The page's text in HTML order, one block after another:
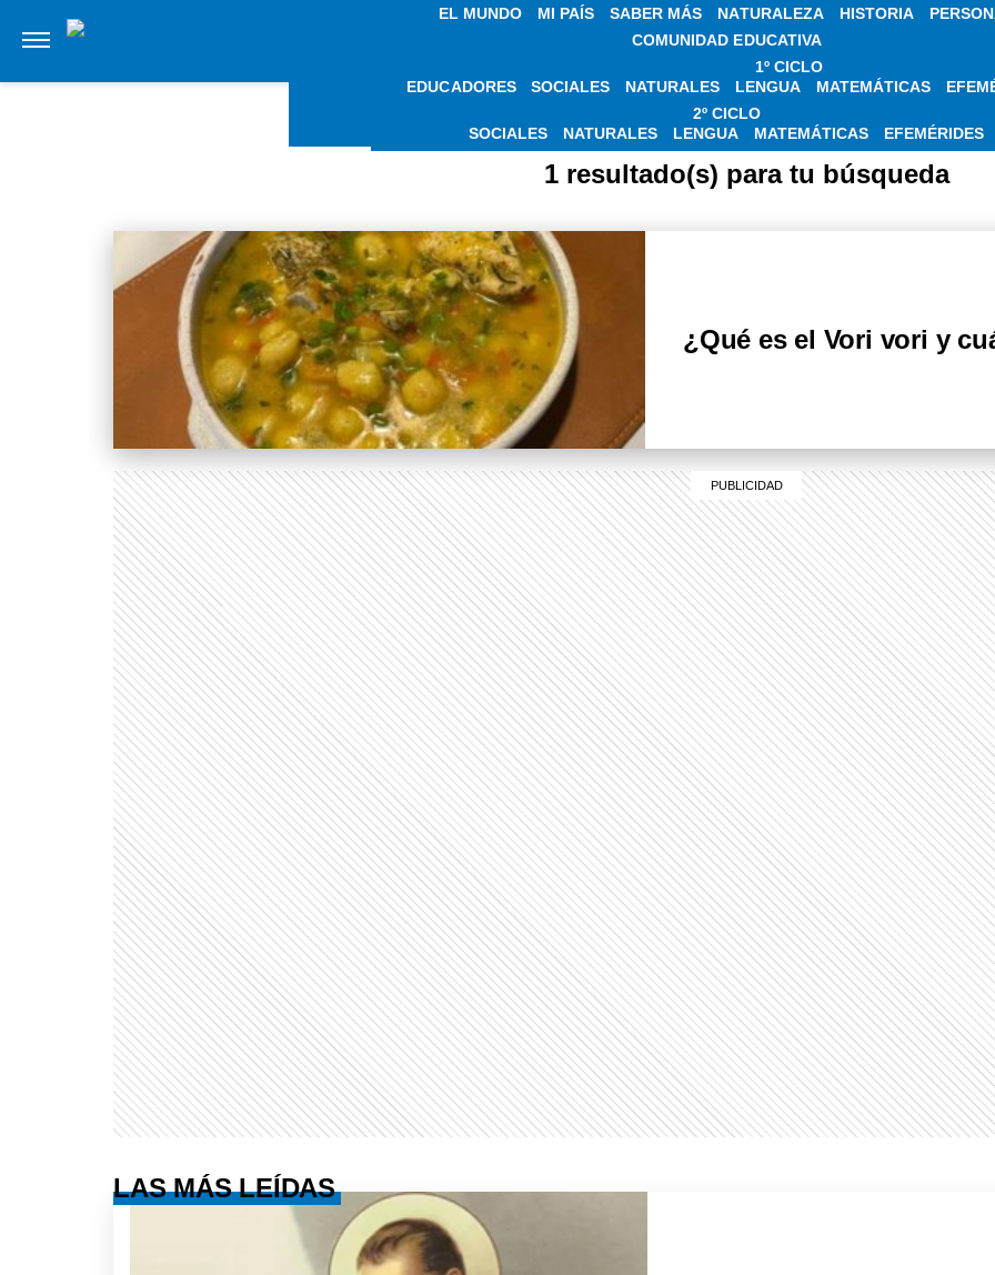
EL MUNDO MI PAÍS SABER MÁS NATURALEZA HISTORIA
COMUNIDAD EDUCATIVA
EDUCADORES
1º CICLO
SOCIALES
NATURALES LENGUA MATEMÁTICAS
2º CICLO
SOCIALES
NATURALES LENGUA MATEMÁTICAS EFEMÉRIDES
NOTICIAS SOBRE VORI
1 resultado(s) para tu búsqueda
¿Qué es el Vori vori y
LAS MÁS LEÍDAS